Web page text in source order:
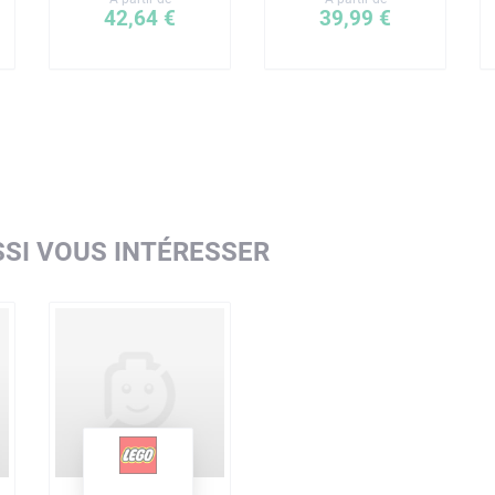
42,64 € 39,99 €
VOUS INTÉRESSER